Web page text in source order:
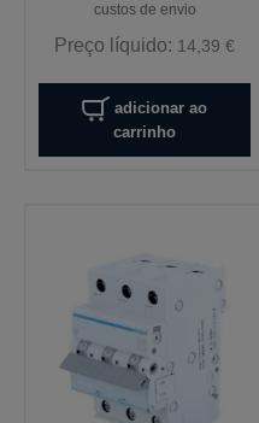
custos de envio
Preço líquido: 14,39 €
adicionar ao
carrinho